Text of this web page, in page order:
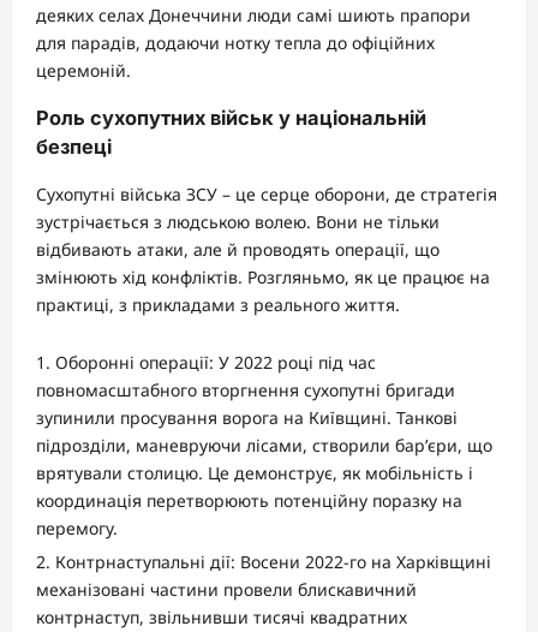
деяких селах Донеччини люди самі шиють прапори
для парадів, додаючи нотку тепла до офіційних
церемоній.
Роль сухопутних військ у національній
безпеці
Сухопутні війська ЗСУ – це серце оборони, де стратегія
зустрічається з людською волею. Вони не тільки
відбивають атаки, але й проводять операції, що
змінюють хід конфліктів. Розгляньмо, як це працює на
практиці, з прикладами з реального життя.
Оборонні операції: У 2022 році під час
повномасштабного вторгнення сухопутні бригади
зупинили просування ворога на Київщині. Танкові
підрозділи, маневруючи лісами, створили бар’єри, що
врятували столицю. Це демонструє, як мобільність і
координація перетворюють потенційну поразку на
перемогу.
Контрнаступальні дії: Восени 2022-го на Харківщині
механізовані частини провели блискавичний
контрнаступ, звільнивши тисячі квадратних